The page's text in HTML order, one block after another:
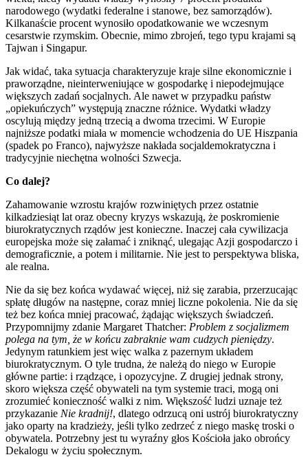
narodowego (wydatki federalne i stanowe, bez samorządów).
Kilkanaście procent wynosiło opodatkowanie we wczesnym
cesarstwie rzymskim. Obecnie, mimo zbrojeń, tego typu krajami są
Tajwan i Singapur.
Jak widać, taka sytuacja charakteryzuje kraje silne ekonomicznie i
praworządne, nieinterweniujące w gospodarkę i niepodejmujące
większych zadań socjalnych. Ale nawet w przypadku państw
„opiekuńczych” występują znaczne różnice. Wydatki władzy
oscylują między jedną trzecią a dwoma trzecimi. W Europie
najniższe podatki miała w momencie wchodzenia do UE Hiszpania
(spadek po Franco), najwyższe nakłada socjaldemokratyczna i
tradycyjnie niechętna wolności Szwecja.
Co dalej?
Zahamowanie wzrostu krajów rozwiniętych przez ostatnie
kilkadziesiąt lat oraz obecny kryzys wskazują, że poskromienie
biurokratycznych rządów jest konieczne. Inaczej cała cywilizacja
europejska może się załamać i zniknąć, ulegając Azji gospodarczo i
demograficznie, a potem i militarnie. Nie jest to perspektywa bliska,
ale realna.
Nie da się bez końca wydawać więcej, niż się zarabia, przerzucając
spłatę długów na następne, coraz mniej liczne pokolenia. Nie da się
też bez końca mniej pracować, żądając większych świadczeń.
Przypomnijmy zdanie Margaret Thatcher: Problem z socjalizmem
polega na tym, że w końcu zabraknie wam cudzych pieniędzy.
Jedynym ratunkiem jest więc walka z pazernym układem
biurokratycznym. O tyle trudna, że należą do niego w Europie
główne partie: i rządzące, i opozycyjne. Z drugiej jednak strony,
skoro większa część obywateli na tym systemie traci, mogą oni
zrozumieć konieczność walki z nim. Większość ludzi uznaje też
przykazanie Nie kradnij!, dlatego odrzucą oni ustrój biurokratyczny
jako oparty na kradzieży, jeśli tylko zedrzeć z niego maskę troski o
obywatela. Potrzebny jest tu wyraźny głos Kościoła jako obrońcy
Dekalogu w życiu społecznym.